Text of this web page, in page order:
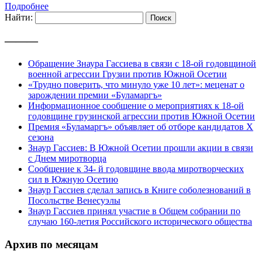
Подробнее
Найти:
———
Обращение Знаура Гассиева в связи с 18-ой годовщиной
военной агрессии Грузии против Южной Осетии
«Трудно поверить, что минуло уже 10 лет»: меценат о
зарождении премии «Буламаргъ»
Информационное сообщение о мероприятиях к 18-ой
годовщине грузинской агрессии против Южной Осетии
Премия «Буламаргъ» объявляет об отборе кандидатов Х
сезона
Знаур Гассиев: В Южной Осетии прошли акции в связи
с Днем миротворца
Сообщение к 34- й годовщине ввода миротворческих
сил в Южную Осетию
Знаур Гассиев сделал запись в Книге соболезнований в
Посольстве Венесуэлы
Знаур Гассиев принял участие в Общем собрании по
случаю 160-летия Российского исторического общества
Архив по месяцам